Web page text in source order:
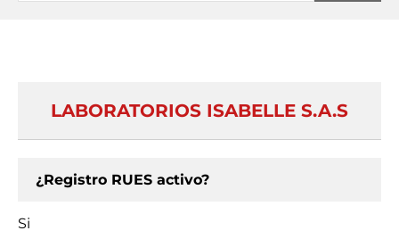
LABORATORIOS ISABELLE S.A.S
¿Registro RUES activo?
Si